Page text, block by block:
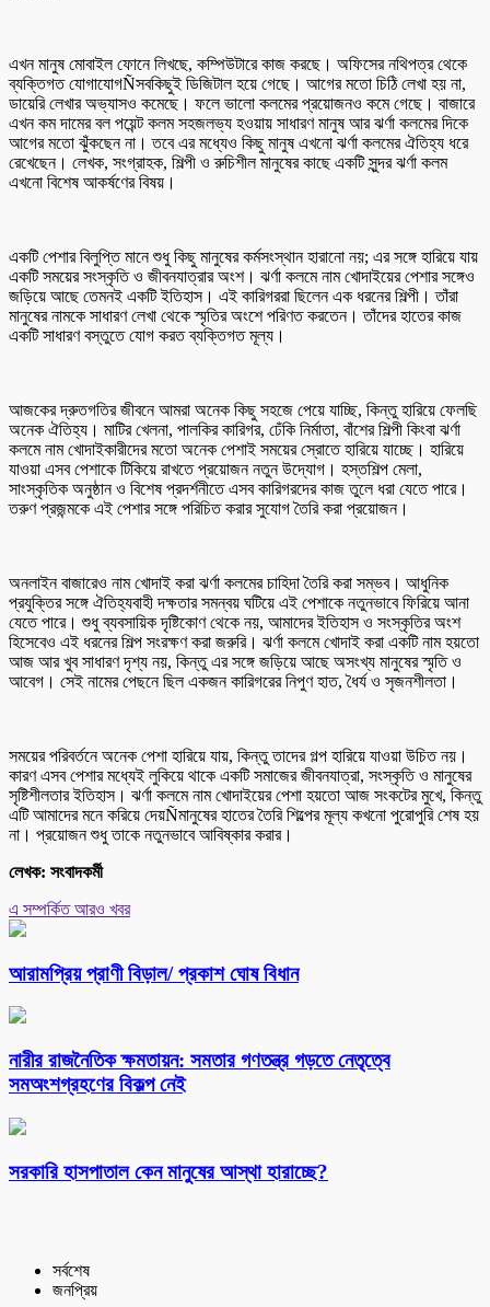
এখন মানুষ মোবাইল ফোনে লিখছে, কম্পিউটারে কাজ করছে। অফিসের নথিপত্র থেকে
ব্যক্তিগত যোগাযোগÑসবকিছুই ডিজিটাল হয়ে গেছে। আগের মতো চিঠি লেখা হয় না,
ডায়েরি লেখার অভ্যাসও কমেছে। ফলে ভালো কলমের প্রয়োজনও কমে গেছে। বাজারে
এখন কম দামের বল পয়েন্ট কলম সহজলভ্য হওয়ায় সাধারণ মানুষ আর ঝর্ণা কলমের দিকে
আগের মতো ঝুঁকছেন না। তবে এর মধ্যেও কিছু মানুষ এখনো ঝর্ণা কলমের ঐতিহ্য ধরে
রেখেছেন। লেখক, সংগ্রাহক, শিল্পী ও রুচিশীল মানুষের কাছে একটি সুন্দর ঝর্ণা কলম
এখনো বিশেষ আকর্ষণের বিষয়।
একটি পেশার বিলুপ্তি মানে শুধু কিছু মানুষের কর্মসংস্থান হারানো নয়; এর সঙ্গে হারিয়ে যায়
একটি সময়ের সংস্কৃতি ও জীবনযাত্রার অংশ। ঝর্ণা কলমে নাম খোদাইয়ের পেশার সঙ্গেও
জড়িয়ে আছে তেমনই একটি ইতিহাস। এই কারিগররা ছিলেন এক ধরনের শিল্পী। তাঁরা
মানুষের নামকে সাধারণ লেখা থেকে স্মৃতির অংশে পরিণত করতেন। তাঁদের হাতের কাজ
একটি সাধারণ বস্তুতে যোগ করত ব্যক্তিগত মূল্য।
আজকের দ্রুতগতির জীবনে আমরা অনেক কিছু সহজে পেয়ে যাচ্ছি, কিন্তু হারিয়ে ফেলছি
অনেক ঐতিহ্য। মাটির খেলনা, পালকির কারিগর, ঢেঁকি নির্মাতা, বাঁশের শিল্পী কিংবা ঝর্ণা
কলমে নাম খোদাইকারীদের মতো অনেক পেশাই সময়ের স্রোতে হারিয়ে যাচ্ছে। হারিয়ে
যাওয়া এসব পেশাকে টিকিয়ে রাখতে প্রয়োজন নতুন উদ্যোগ। হস্তশিল্প মেলা,
সাংস্কৃতিক অনুষ্ঠান ও বিশেষ প্রদর্শনীতে এসব কারিগরদের কাজ তুলে ধরা যেতে পারে।
তরুণ প্রজন্মকে এই পেশার সঙ্গে পরিচিত করার সুযোগ তৈরি করা প্রয়োজন।
অনলাইন বাজারেও নাম খোদাই করা ঝর্ণা কলমের চাহিদা তৈরি করা সম্ভব। আধুনিক
প্রযুক্তির সঙ্গে ঐতিহ্যবাহী দক্ষতার সমন্বয় ঘটিয়ে এই পেশাকে নতুনভাবে ফিরিয়ে আনা
যেতে পারে। শুধু ব্যবসায়িক দৃষ্টিকোণ থেকে নয়, আমাদের ইতিহাস ও সংস্কৃতির অংশ
হিসেবেও এই ধরনের শিল্প সংরক্ষণ করা জরুরি। ঝর্ণা কলমে খোদাই করা একটি নাম হয়তো
আজ আর খুব সাধারণ দৃশ্য নয়, কিন্তু এর সঙ্গে জড়িয়ে আছে অসংখ্য মানুষের স্মৃতি ও
আবেগ। সেই নামের পেছনে ছিল একজন কারিগরের নিপুণ হাত, ধৈর্য ও সৃজনশীলতা।
সময়ের পরিবর্তনে অনেক পেশা হারিয়ে যায়, কিন্তু তাদের গল্প হারিয়ে যাওয়া উচিত নয়।
কারণ এসব পেশার মধ্যেই লুকিয়ে থাকে একটি সমাজের জীবনযাত্রা, সংস্কৃতি ও মানুষের
সৃষ্টিশীলতার ইতিহাস। ঝর্ণা কলমে নাম খোদাইয়ের পেশা হয়তো আজ সংকটের মুখে, কিন্তু
এটি আমাদের মনে করিয়ে দেয়Ñমানুষের হাতের তৈরি শিল্পের মূল্য কখনো পুরোপুরি শেষ হয়
না। প্রয়োজন শুধু তাকে নতুনভাবে আবিষ্কার করার।
লেখক: সংবাদকর্মী
এ সম্পর্কিত আরও খবর
আরামপ্রিয় প্রাণী বিড়াল/ প্রকাশ ঘোষ বিধান
নারীর রাজনৈতিক ক্ষমতায়ন: সমতার গণতন্ত্র গড়তে নেতৃত্বে
সমঅংশগ্রহণের বিকল্প নেই
সরকারি হাসপাতাল কেন মানুষের আস্থা হারাচ্ছে?
সর্বশেষ
জনপ্রিয়